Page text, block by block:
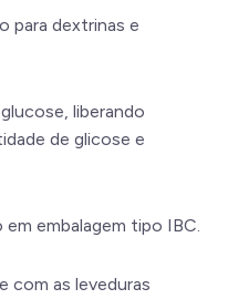
para dextrinas e
liberando
de glicose e
embalagem tipo IBC.
com as leveduras